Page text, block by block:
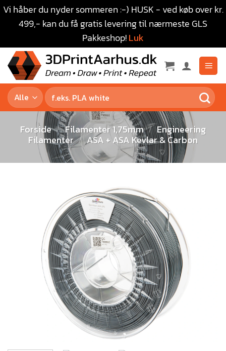
Vi håber du nyder sommeren :-) HUSK - ved køb over kr.
499,- kan du få gratis levering til nærmeste GLS
Pakkeshop!Luk
Forside / Filamenter 1,75mm / Engineering
Filamenter / ASA + ASA Kevlar & Carbon